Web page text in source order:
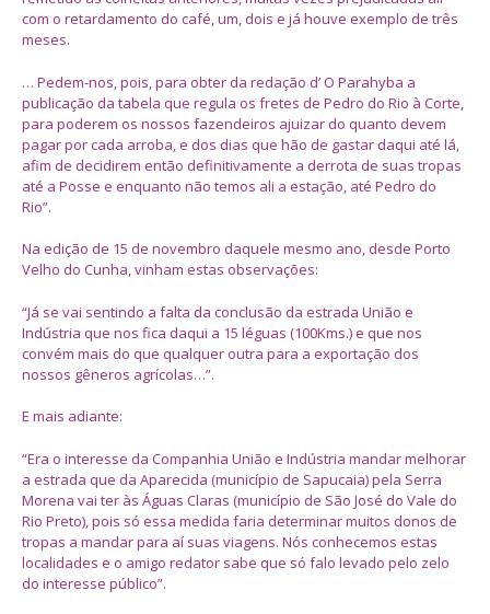
com o retardamento do café, um, dois e já houve exemplo de três
meses.
… Pedem-nos, pois, para obter da redação d’ O Parahyba a
publicação da tabela que regula os fretes de Pedro do Rio à Corte,
para poderem os nossos fazendeiros ajuizar do quanto devem
pagar por cada arroba, e dos dias que hão de gastar daqui até lá,
afim de decidirem então definitivamente a derrota de suas tropas
até a Posse e enquanto não temos ali a estação, até Pedro do
Rio”.
Na edição de 15 de novembro daquele mesmo ano, desde Porto
Velho do Cunha, vinham estas observações:
“Já se vai sentindo a falta da conclusão da estrada União e
Indústria que nos fica daqui a 15 léguas (100Kms.) e que nos
convém mais do que qualquer outra para a exportação dos
nossos gêneros agrícolas…”.
E mais adiante:
“Era o interesse da Companhia União e Indústria mandar melhorar
a estrada que da Aparecida (município de Sapucaia) pela Serra
Morena vai ter às Águas Claras (município de São José do Vale do
Rio Preto), pois só essa medida faria determinar muitos donos de
tropas a mandar para aí suas viagens. Nós conhecemos estas
localidades e o amigo redator sabe que só falo levado pelo zelo
do interesse público”.